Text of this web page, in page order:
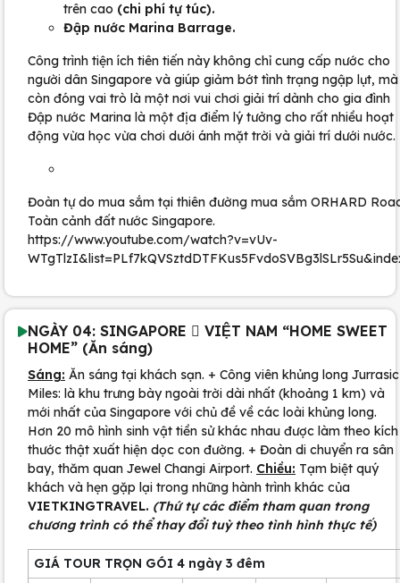
trên cao (chi phí tự túc).
Đập nước Marina Barrage.
Công trình tiện ích tiên tiến này không chỉ cung cấp nước cho
người dân Singapore và giúp giảm bớt tình trạng ngập lụt, mà
còn đóng vai trò là một nơi vui chơi giải trí dành cho gia đình
Đập nước Marina là một địa điểm lý tưởng cho rất nhiều hoạt
động vừa học vừa chơi dưới ánh mặt trời và giải trí dưới nước.
Đoàn tự do mua sắm tại thiên đường mua sắm ORHARD
Toàn cảnh đất nước Singapore.
https://www.youtube.com/watch?v=vUv-
NGÀY 04: SINGAPORE  VIỆT NAM “HOME SWEET
HOME” (Ăn sáng)
Sáng: Ăn sáng tại khách sạn. + Công viên khủng long Jurrasic
Miles: là khu trưng bày ngoài trời dài nhất (khoảng 1 km) và
mới nhất của Singapore với chủ đề về các loài khủng long.
Hơn 20 mô hình sinh vật tiền sử khác nhau được làm theo kích
thước thật xuất hiện dọc con đường. + Đoàn di chuyển ra sân
bay, thăm quan Jewel Changi Airport. Chiều: Tạm biệt quý
khách và hẹn gặp lại trong những hành trình khác của
VIETKINGTRAVEL. (Thứ tự các điểm tham quan trong
chương trình có thể thay đổi tuỳ theo tình hình thực tế)
GIÁ TOUR TRỌN GÓI 4 ngày 3 đêm